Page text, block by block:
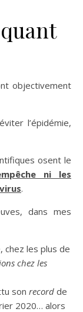
objectivement
l’épidémie,
osent le
ni les
.
dans mes
chez les plus de
chez les
son record de
2020… alors